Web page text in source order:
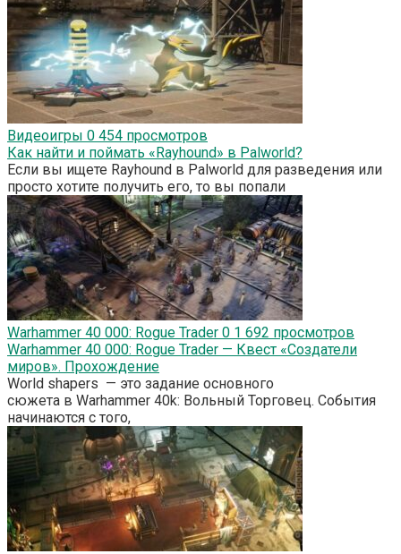
Видеоигры 0 454 просмотров
Как найти и поймать «Rayhound» в Palworld?
Если вы ищете Rayhound в Palworld для разведения или
просто хотите получить его, то вы попали
Warhammer 40 000: Rogue Trader 0 1 692 просмотров
Warhammer 40 000: Rogue Trader — Квест «Создатели
миров». Прохождение
World shapers — это задание основного
сюжета в Warhammer 40k: Вольный Торговец. События
начинаются с того,